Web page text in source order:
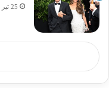
25 تیر 1405